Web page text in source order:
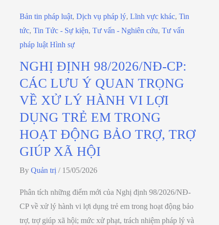
Bản tin pháp luật, Dịch vụ pháp lý, Lĩnh vực khác, Tin
tức, Tin Tức - Sự kiện, Tư vấn - Nghiên cứu, Tư vấn
pháp luật Hình sự
NGHỊ ĐỊNH 98/2026/NĐ-CP:
CÁC LƯU Ý QUAN TRỌNG
VỀ XỬ LÝ HÀNH VI LỢI
DỤNG TRẺ EM TRONG
HOẠT ĐỘNG BẢO TRỢ, TRỢ
GIÚP XÃ HỘI
By Quản trị / 15/05/2026
Phân tích những điểm mới của Nghị định 98/2026/NĐ-
CP về xử lý hành vi lợi dụng trẻ em trong hoạt động bảo
trợ, trợ giúp xã hội; mức xử phạt, trách nhiệm pháp lý và